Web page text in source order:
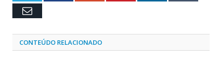
Email
CONTEÚDO RELACIONADO